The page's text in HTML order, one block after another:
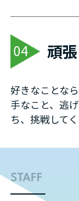
04 頑
好きなことな
手なこと、逃
ち、挑戦して
STAFF